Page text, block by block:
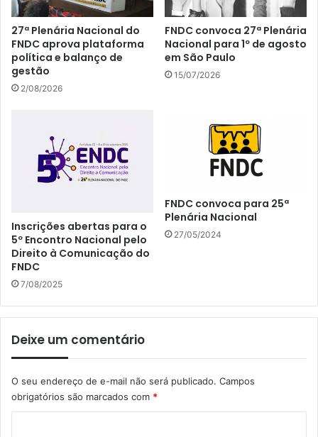
27ª Plenária Nacional do
FNDC aprova plataforma
política e balanço de
gestão
2/08/2026
FNDC convoca 27ª Plenária
Nacional para 1º de agosto
em São Paulo
15/07/2026
Inscrições abertas para o
5º Encontro Nacional pelo
Direito à Comunicação do
FNDC
7/08/2025
FNDC convoca para 25ª
Plenária Nacional
27/05/2024
Deixe um comentário
O seu endereço de e-mail não será publicado. Campos
obrigatórios são marcados com *